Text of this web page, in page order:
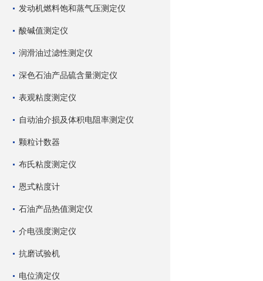
发动机燃料饱和蒸气压测定仪
酸碱值测定仪
润滑油过滤性测定仪
深色石油产品硫含量测定仪
表观粘度测定仪
自动油介损及体积电阻率测定仪
颗粒计数器
布氏粘度测定仪
恩式粘度计
石油产品热值测定仪
介电强度测定仪
抗磨试验机
电位滴定仪